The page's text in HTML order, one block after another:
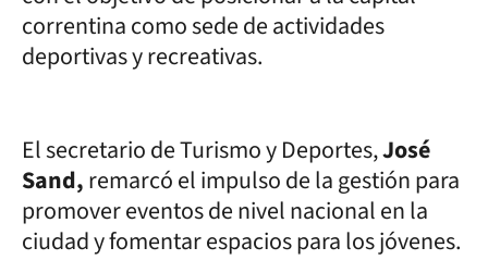
correntina como sede de actividades
deportivas y recreativas.
El secretario de Turismo y Deportes,José
Sand,remarcó el impulso de la gestión para
promover eventos de nivel nacional en la
ciudad y fomentar espacios para los jóvenes.